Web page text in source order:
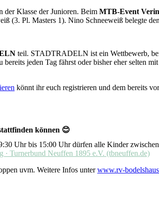
der Klasse der Junioren. Beim MTB-Event
(3. Pl. Masters 1). Nino Schneeweiß belegte
teil. STADTRADELN ist ein Wettbewerb,
jeden Tag fährst oder bisher eher selten
könnt ihr euch registrieren und dem bereits
können 😊
Uhr bis 15:00 Uhr dürfen alle Kinder
· Turnerbund Neuffen 1895 e.V. (tbneuffen.de)
uvm. Weitere Infos unterwww.rv-